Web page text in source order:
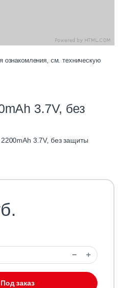
ознакомления, см. техническую
3.7V, без
3.7V, без защиты
Под заказ